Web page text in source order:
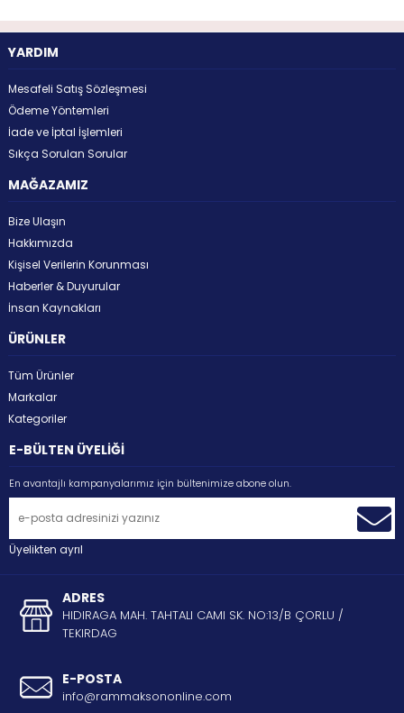
YARDIM
Mesafeli Satış Sözleşmesi
Ödeme Yöntemleri
İade ve İptal İşlemleri
Sıkça Sorulan Sorular
MAĞAZAMIZ
Bize Ulaşın
Hakkımızda
Kişisel Verilerin Korunması
Haberler & Duyurular
İnsan Kaynakları
ÜRÜNLER
Tüm Ürünler
Markalar
Kategoriler
E-BÜLTEN ÜYELİĞİ
En avantajlı kampanyalarımız için bültenimize abone olun.
Üyelikten ayrıl
ADRES
HIDIRAGA MAH. TAHTALI CAMI SK. NO:13/B ÇORLU /
TEKIRDAG
E-POSTA
info@rammaksononline.com